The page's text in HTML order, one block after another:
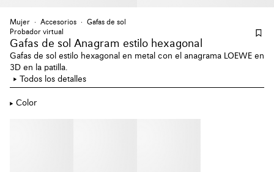
Mujer Accesorios
Gafas de sol
Probador virtual
Gafas de sol Anagram estilo hexagonal
Gafas de sol estilo hexagonal en metal con el anagrama LOEWE en
3D en la patilla.
Todos los detalles
Color